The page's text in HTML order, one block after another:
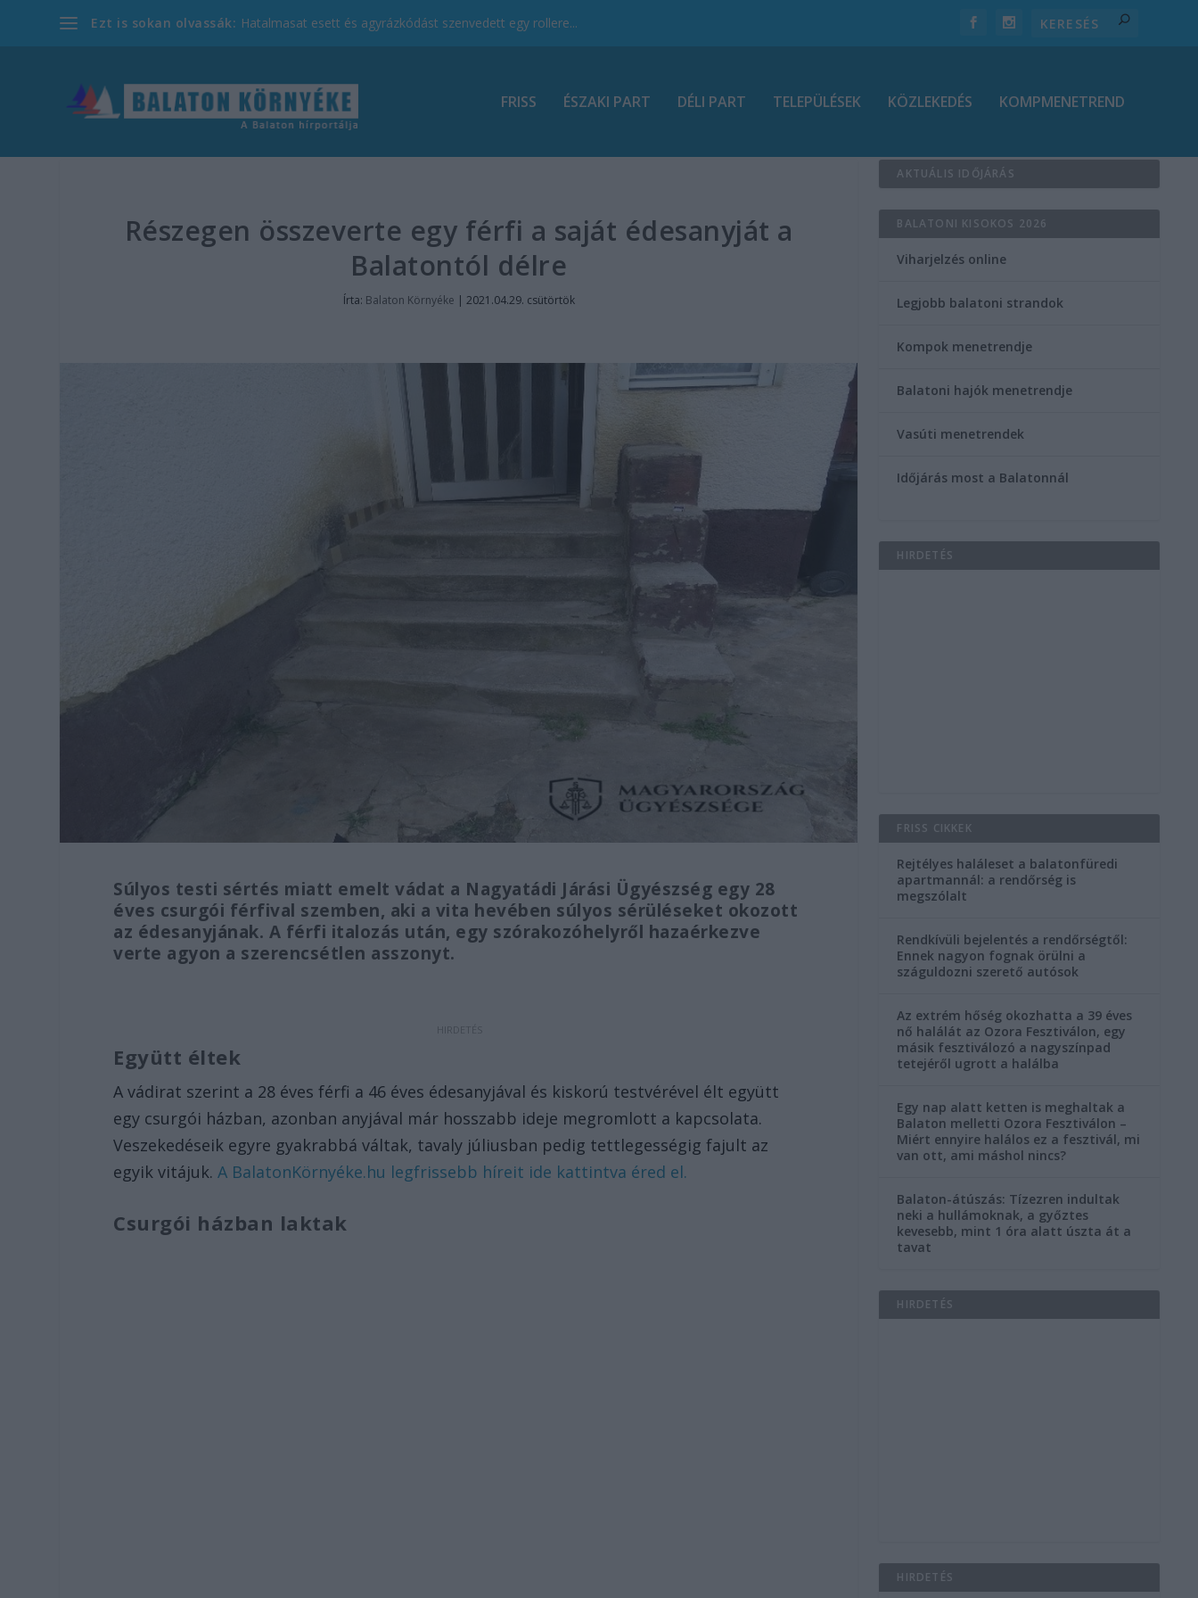
Ezt is sokan olvassák: Hatalmasat esett és agyrázkódást szenvedett egy rollere...
FRISS ÉSZAKI PART DÉLI PART TELEPÜLÉSEK KÖZLEKEDÉS KOMPMENETREND
Részegen összeverte egy férfi a saját édesanyját a
Balatontól délre
Írta: Balaton Környéke | 2021.04.29. csütörtök
Súlyos testi sértés miatt emelt vádat a Nagyatádi Járási Ügyészség egy 28
éves csurgói férfival szemben, aki a vita hevében súlyos sérüléseket okozott
az édesanyjának. A férfi italozás után, egy szórakozóhelyről hazaérkezve
verte agyon a szerencsétlen asszonyt.
Együtt éltek
A vádirat szerint a 28 éves férfi a 46 éves édesanyjával és kiskorú testvérével élt együtt
egy csurgói házban, azonban anyjával már hosszabb ideje megromlott a kapcsolata.
Veszekedéseik egyre gyakrabbá váltak, tavaly júliusban pedig tettlegességig fajult az
egyik vitájuk.A BalatonKörnyéke.hu legfrissebb híreit ide kattintva éred el.
Csurgói házban laktak
AKTUÁLIS IDŐJÁRÁS
BALATONI KISOKOS 2026
Viharjelzés online
Legjobb balatoni strandok
Kompok menetrendje
Balatoni hajók menetrendje
Vasúti menetrendek
Időjárás most a Balatonnál
HIRDETÉS
FRISS CIKKEK
Rejtélyes haláleset a balatonfüredi
apartmannál: a rendőrség is
megszólalt
Rendkívüli bejelentés a rendőrségtől:
Ennek nagyon fognak örülni a
száguldozni szerető autósok
Az extrém hőség okozhatta a 39 éves
nő halálát az Ozora Fesztiválon, egy
másik fesztiválozó a nagyszínpad
tetejéről ugrott a halálba
Egy nap alatt ketten is meghaltak a
Balaton melletti Ozora Fesztiválon –
Miért ennyire halálos ez a fesztivál, mi
van ott, ami máshol nincs?
Balaton-átúszás: Tízezren indultak
neki a hullámoknak, a győztes
kevesebb, mint 1 óra alatt úszta át a
tavat
HIRDETÉS
HIRDETÉS